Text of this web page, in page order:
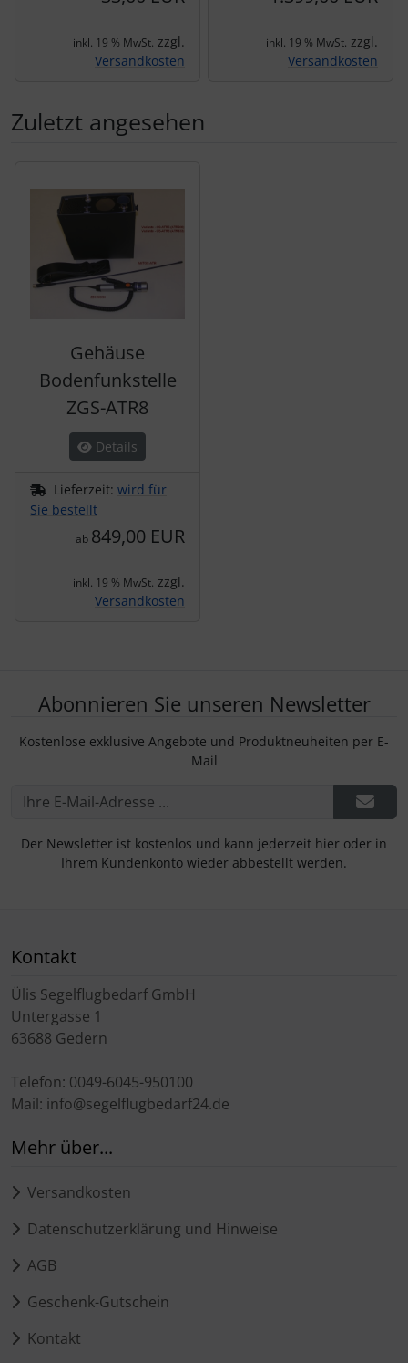
inkl. 19 % MwSt. zzgl.
Versandkosten
inkl. 19 % MwSt. zzgl.
Versandkosten
Zuletzt angesehen
Gehäuse
Bodenfunkstelle
ZGS-ATR8
Details
Lieferzeit: wird für
Sie bestellt
ab 849,00 EUR
inkl. 19 % MwSt. zzgl.
Versandkosten
Abonnieren Sie unseren Newsletter
Kostenlose exklusive Angebote und Produktneuheiten per E-
Mail
Der Newsletter ist kostenlos und kann jederzeit hier oder in
Ihrem Kundenkonto wieder abbestellt werden.
Kontakt
Ülis Segelflugbedarf GmbH
Untergasse 1
63688 Gedern
Telefon: 0049-6045-950100
Mail: info@segelflugbedarf24.de
Mehr über...
Versandkosten
Datenschutzerklärung und Hinweise
AGB
Geschenk-Gutschein
Kontakt